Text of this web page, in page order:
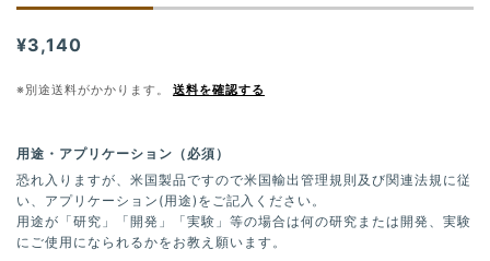
¥3,140
※別途送料がかかります。 送料を確認する
用途・アプリケーション（必須）
恐れ入りますが、米国製品ですので米国輸出管理規則及び関連法規に従
い、アプリケーション(用途)をご記入ください。
用途が「研究」「開発」「実験」等の場合は何の研究または開発、実験
にご使用になられるかをお教え願います。